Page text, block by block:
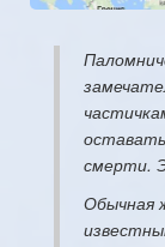
смерти.
Обычная